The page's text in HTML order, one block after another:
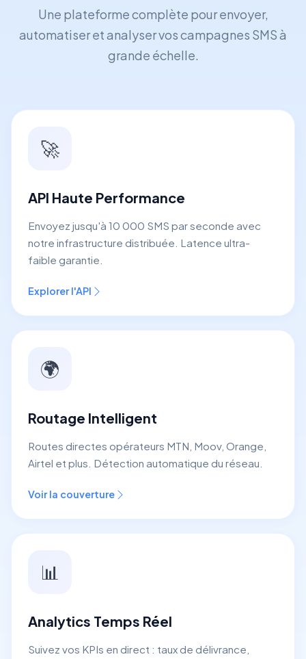
Une plateforme complète pour envoyer,
automatiser et analyser vos campagnes SMS à
grande échelle.
🚀
API Haute Performance
Envoyez jusqu'à 10 000 SMS par seconde avec
notre infrastructure distribuée. Latence ultra-
faible garantie.
Explorer l'API
🌍
Routage Intelligent
Routes directes opérateurs MTN, Moov, Orange,
Airtel et plus. Détection automatique du réseau.
Voir la couverture
📊
Analytics Temps Réel
Suivez vos KPIs en direct : taux de délivrance,